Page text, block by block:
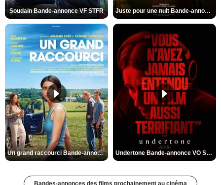
Soudain Bande-annonce VF STFR Juste pour une nuit Bande-annonce VO STFR
Un grand raccourci Bande-annonce VF Undertone Bande-annonce VO STFR
Bandes-annonces des films prochainement au cinéma